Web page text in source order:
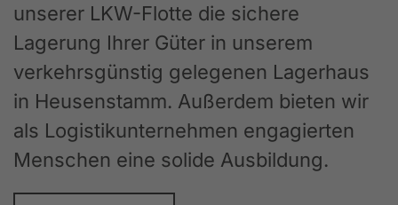
unserer LKW-Flotte die sichere
Lagerung Ihrer Güter in unserem
verkehrsgünstig gelegenen Lagerhaus
in Heusenstamm. Außerdem bieten wir
als Logistikunternehmen engagierten
Menschen eine solide Ausbildung.